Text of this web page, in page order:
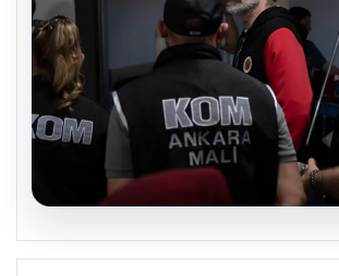
02.08.2026
Açıklaması: ‘Bir Karar Vermem
Piyasa Verileri